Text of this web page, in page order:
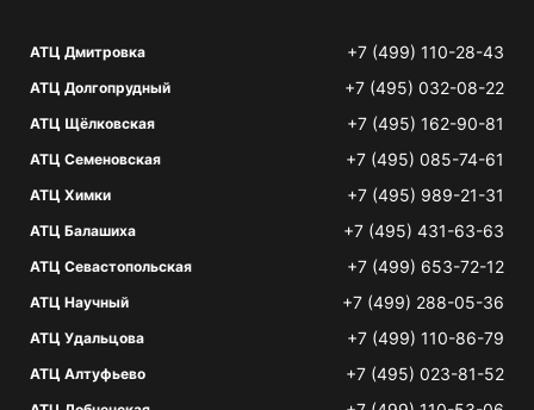
АТЦ Дмитровка +7 (499) 110-28-43
АТЦ Долгопрудный +7 (495) 032-08-22
АТЦ Щёлковская +7 (495) 162-90-81
АТЦ Семеновская +7 (495) 085-74-61
АТЦ Химки +7 (495) 989-21-31
АТЦ Балашиха +7 (495) 431-63-63
АТЦ Севастопольская +7 (499) 653-72-12
АТЦ Научный +7 (499) 288-05-36
АТЦ Удальцова +7 (499) 110-86-79
АТЦ Алтуфьево +7 (495) 023-81-52